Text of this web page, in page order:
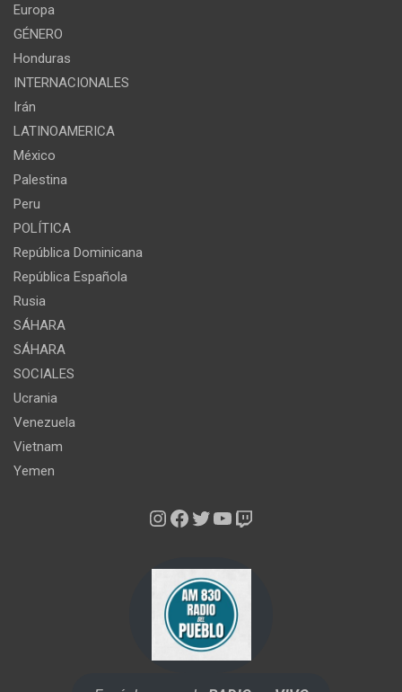
Europa
GÉNERO
Honduras
INTERNACIONALES
Irán
LATINOAMERICA
México
Palestina
Peru
POLÍTICA
República Dominicana
República Española
Rusia
SÁHARA
SÁHARA
SOCIALES
Ucrania
Venezuela
Vietnam
Yemen
Instagram
Facebook
Twitter
YouTube
Twitch